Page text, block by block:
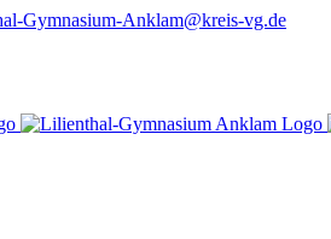
Gymnasium-Anklam@kreis-vg.de